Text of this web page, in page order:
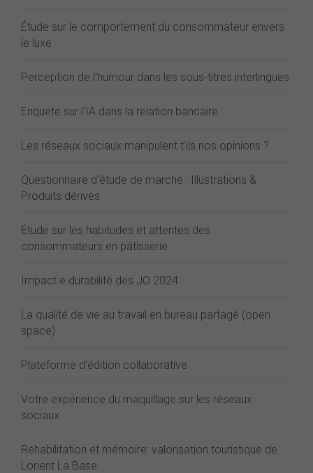
Étude sur le comportement du consommateur envers
le luxe
Perception de l'humour dans les sous-titres interlingues
Enquete sur l'IA dans la relation bancaire
Les réseaux sociaux manipulent t'ils nos opinions ?
Questionnaire d'étude de marché : Illustrations &
Produits dérivés
Étude sur les habitudes et attentes des
consommateurs en pâtisserie
Impact e durabilité des JO 2024
La qualité de vie au travail en bureau partagé (open
space)
Plateforme d'édition collaborative
Votre expérience du maquillage sur les réseaux
sociaux
Réhabilitation et mémoire: valorisation touristique de
Lorient La Base